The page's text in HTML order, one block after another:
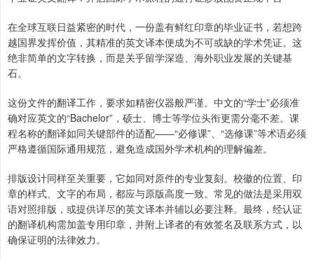
在全球互联日益紧密的时代，一份盖有鲜红印章的毕业证书，若想跨
越国界发挥价值，其精准的英文译本便成为不可或缺的学术凭证。这
绝非简单的文字转换，而是关乎留学深造、海外职业发展的关键基
石。
这份文件的翻译工作，要求如精密仪器般严谨。中文的“学士”必须准
确对应英文的“Bachelor”，硕士、博士等学位头衔更需分毫不差。课
程名称的翻译如同关键部件的适配——“必修课”、“选修课”等术语必须
严格遵循国际通用规范，避免造成国外学术机构的理解偏差。
排版设计同样至关重要，它如同对原件的专业复刻。校徽的位置、印
章的样式、文字的布局，都应与原版高度一致。常见的做法是采用双
语对照排版，或提供详尽的英文译本并辅以必要注释。最终，经认证
的翻译机构需加盖专用印章，并附上译者的有效签名及联系方式，以
确保证明的法律效力。